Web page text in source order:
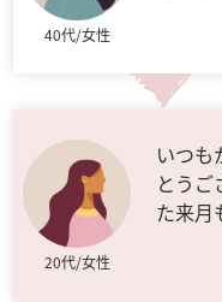
40代/女性
20代/女性
いつも
とう
た来月